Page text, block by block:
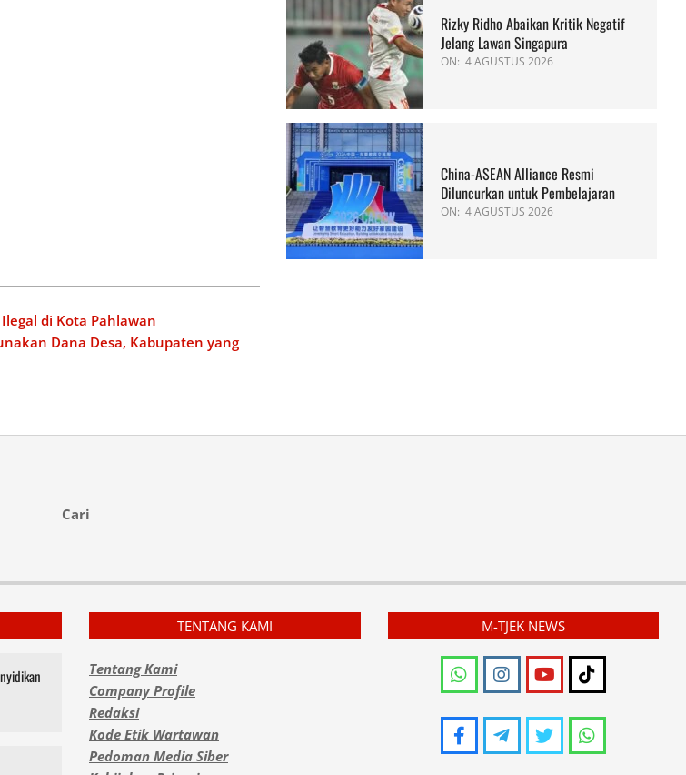
di Kota Pahlawan
Dana Desa, Kabupaten yang
Rizky Ridho Abaikan Kritik Negatif
Jelang Lawan Singapura
ON: 4 AGUSTUS 2026
China-ASEAN Alliance Resmi
Diluncurkan untuk Pembelajaran
ON: 4 AGUSTUS 2026
Cari
TENTANG KAMI
Tentang Kami
Company Profile
Redaksi
Kode Etik Wartawan
Pedoman Media Siber
M-TJEK NEWS